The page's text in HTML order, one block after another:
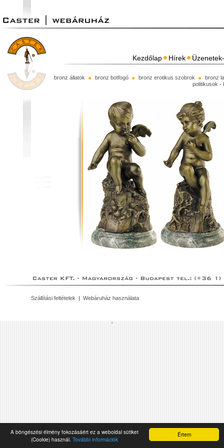
Értem
A böngészési élmény fokozásáért ez a weboldal sütiket
(Cookie) használ. További információk
Kezdőlap Hírek
bronz állatok bronz botfogó bronz erotikus szobrok
bronz
politikusok -
Szállítási feltételek | Webáruház használata
'